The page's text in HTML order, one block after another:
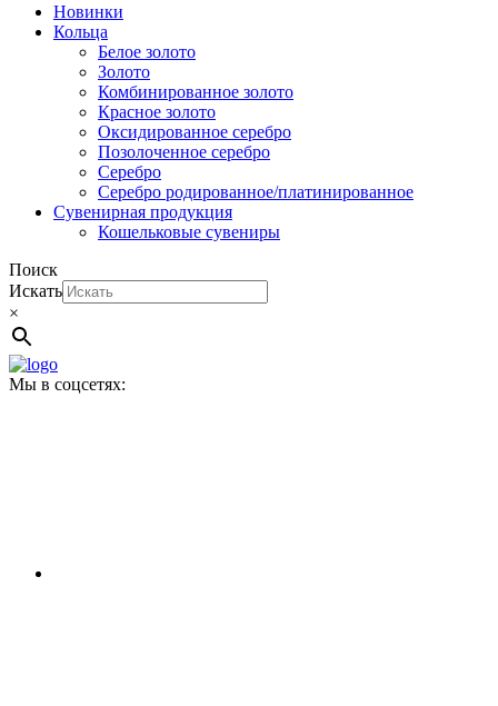
Новинки
Кольца
Белое золото
Золото
Комбинированное золото
Красное золото
Оксидированное серебро
Позолоченное серебро
Серебро
Серебро родированное/платинированное
Сувенирная продукция
Кошельковые сувениры
Поиск
Искать
×
Мы в соцсетях: